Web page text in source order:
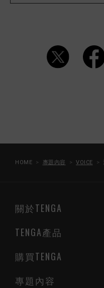
HOME 專題內容 VOICE
關於TENGA
TENGA產品
購買TENGA
專題內容